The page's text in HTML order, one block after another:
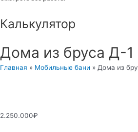
Калькулятор
Дома из бруса Д-1
Главная » Мобильные бани » Дома из
2.250.000₽